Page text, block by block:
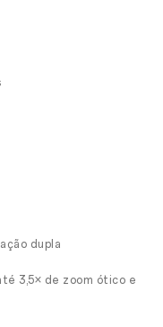
dupla
3,5× de zoom ótico e